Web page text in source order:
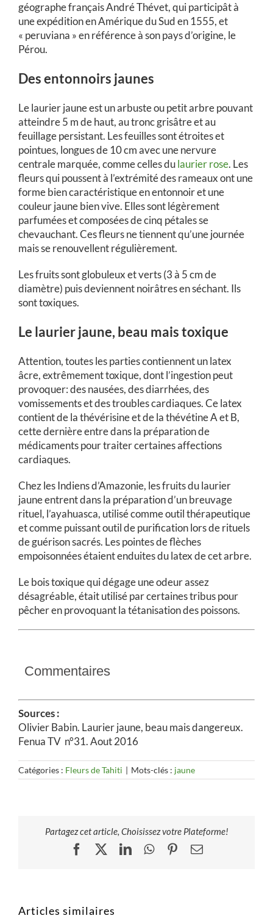
géographe français André Thévet, qui participât à
une expédition en Amérique du Sud en 1555, et
« peruviana » en référence à son pays d’origine, le
Pérou.
Des entonnoirs jaunes
Le laurier jaune est un arbuste ou petit arbre pouvant
atteindre 5 m de haut, au tronc grisâtre et au
feuillage persistant. Les feuilles sont étroites et
pointues, longues de 10 cm avec une nervure
centrale marquée, comme celles dulaurier rose. Les
fleurs qui poussent à l’extrémité des rameaux ont une
forme bien caractéristique en entonnoir et une
couleur jaune bien vive. Elles sont légèrement
parfumées et composées de cinq pétales se
chevauchant. Ces fleurs ne tiennent qu’une journée
mais se renouvellent régulièrement.
Les fruits sont globuleux et verts (3 à 5 cm de
diamètre) puis deviennent noirâtres en séchant. Ils
sont toxiques.
Le laurier jaune, beau mais toxique
Attention, toutes les parties contiennent un latex
âcre, extrêmement toxique, dont l’ingestion peut
provoquer: des nausées, des diarrhées, des
vomissements et des troubles cardiaques. Ce latex
contient de la thévérisine et de la thévétine A et B,
cette dernière entre dans la préparation de
médicaments pour traiter certaines affections
cardiaques.
Chez les Indiens d’Amazonie, les fruits du laurier
jaune entrent dans la préparation d’un breuvage
rituel, l’ayahuasca, utilisé comme outil thérapeutique
et comme puissant outil de purification lors de rituels
de guérison sacrés. Les pointes de flèches
empoisonnées étaient enduites du latex de cet arbre.
Le bois toxique qui dégage une odeur assez
désagréable, était utilisé par certaines tribus pour
pêcher en provoquant la tétanisation des poissons.
Commentaires
Sources :
Olivier Babin. Laurier jaune, beau mais dangereux.
Fenua TV n°31. Aout 2016
Catégories : Fleurs de Tahiti | Mots-clés : jaune
Partagez cet article, Choisissez votre Plateforme!
FacebookLinkedInWhatsApp
Pinterest
Email
Articles similaires